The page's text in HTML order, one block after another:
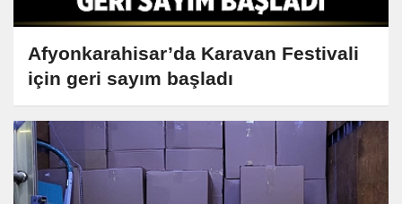
Afyonkarahisar’da Karavan Festivali
için geri sayım başladı